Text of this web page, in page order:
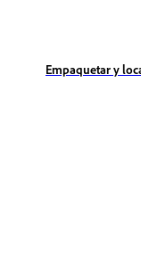
Empaquetar y